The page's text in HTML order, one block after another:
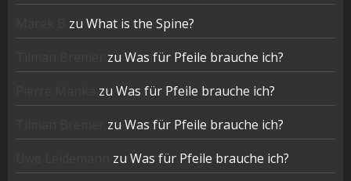
zu What is the Spine?
zu Was für Pfeile brauche ich?
zu Was für Pfeile brauche ich?
zu Was für Pfeile brauche ich?
zu Was für Pfeile brauche ich?